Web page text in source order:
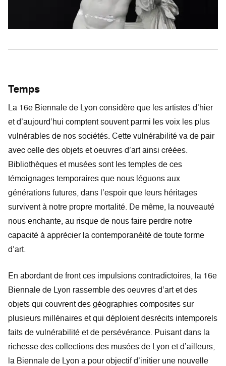
Temps
La 16e Biennale de Lyon considère que les artistes d’hier
et d’aujourd’hui comptent souvent parmi les voix les plus
vulnérables de nos sociétés. Cette vulnérabilité va de pair
avec celle des objets et oeuvres d’art ainsi créées.
Bibliothèques et musées sont les temples de ces
témoignages temporaires que nous léguons aux
générations futures, dans l’espoir que leurs héritages
survivent à notre propre mortalité. De même, la nouveauté
nous enchante, au risque de nous faire perdre notre
capacité à apprécier la contemporanéité de toute forme
d’art.
En abordant de front ces impulsions contradictoires, la 16e
Biennale de Lyon rassemble des oeuvres d’art et des
objets qui couvrent des géographies composites sur
plusieurs millénaires et qui déploient desrécits intemporels
faits de vulnérabilité et de persévérance. Puisant dans la
richesse des collections des musées de Lyon et d’ailleurs,
la Biennale de Lyon a pour objectif d’initier une nouvelle